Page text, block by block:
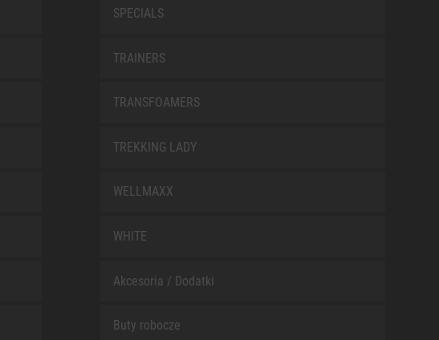
SPECIALS
TRAINERS
TRANSFOAMERS
TREKKING LADY
WELLMAXX
WHITE
Akcesoria / Dodatki
Buty robocze